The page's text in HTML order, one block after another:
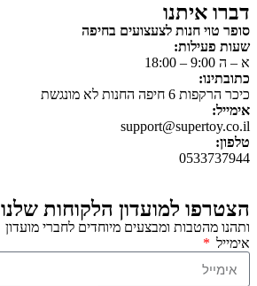
דברו איתנו
סופר טוי חנות לצעצועים בחיפה
שעות פעילות:
א – ה 9:00 – 18:00
כתובתינו:
כיכר הרקפות 6 חיפה החנות לא מונגשת
אימייל:
support@supertoy.co.il
טלפון:
0533737944
הצטרפו למועדון הלקוחות שלנו
ותהנו מהטבות ומבצעים מיוחדים לחברי מועדון
אימייל